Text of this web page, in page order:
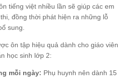
tiếng việt nhiều lần sẽ giúp các em
đồng thời phát hiện ra những lỗ
sung.
ôn tập hiệu quả dành cho giáo viên
học sinh lớp 2:
mỗi ngày: Phụ huynh nên dành 15